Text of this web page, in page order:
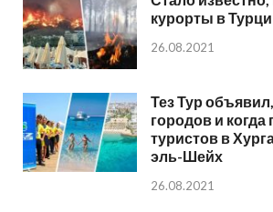
курорты в
26.08.2021
Тез Тур
городов и когда
туристов в
эль-Шейх
26.08.2021